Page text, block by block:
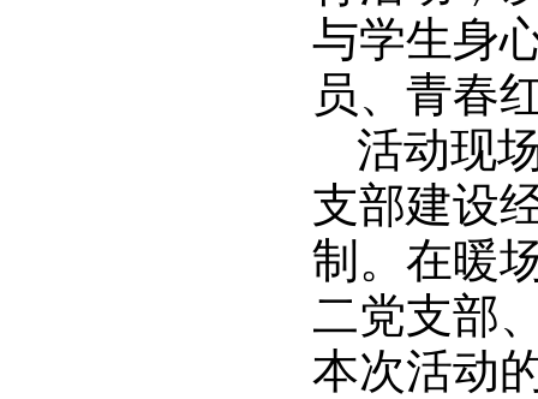
与学生身
员、青春
活动现
支部建设
制。在暖
二党支部
本次活动